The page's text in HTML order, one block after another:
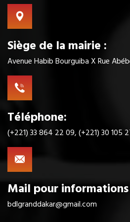
Siège de la mairie :
Avenue Habib Bourguiba X Rue
Téléphone:
(+221) 33 864 22 09, (+221) 30 105
Mail pour informations
bdlgranddakar@gmail.com